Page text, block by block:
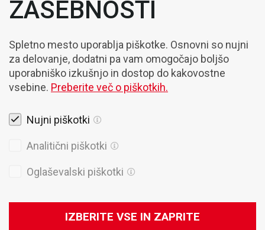
ZASEBNOSTI
Spletno mesto uporablja piškotke. Osnovni so nujni
za delovanje, dodatni pa vam omogočajo boljšo
uporabniško izkušnjo in dostop do kakovostne
vsebine. Preberite več o piškotkih.
Nujni piškotki
Analitični piškotki
Oglaševalski piškotki
IZBERITE VSE IN ZAPRITE